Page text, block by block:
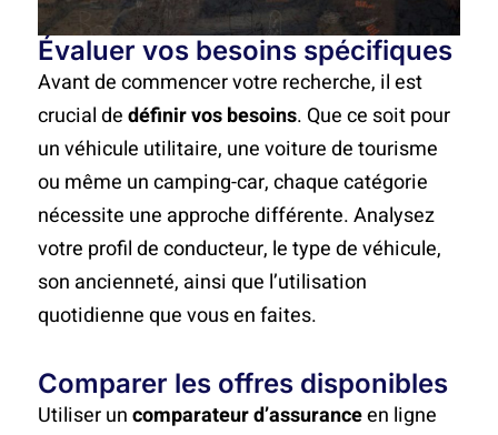
Évaluer vos besoins spécifiques
Avant de commencer votre recherche, il est
crucial dedéfinir vos besoins. Que ce soit pour
un véhicule utilitaire, une voiture de tourisme
ou même un camping-car, chaque catégorie
nécessite une approche différente. Analysez
votre profil de conducteur, le type de véhicule,
son ancienneté, ainsi que l’utilisation
quotidienne que vous en faites.
Comparer les offres disponibles
Utiliser uncomparateur d’assuranceen ligne